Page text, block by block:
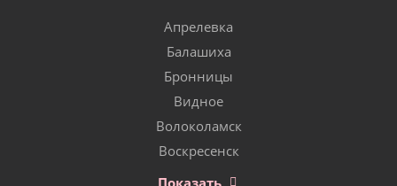
Апрелевка
Балашиха
Бронницы
Видное
Волоколамск
Воскресенск